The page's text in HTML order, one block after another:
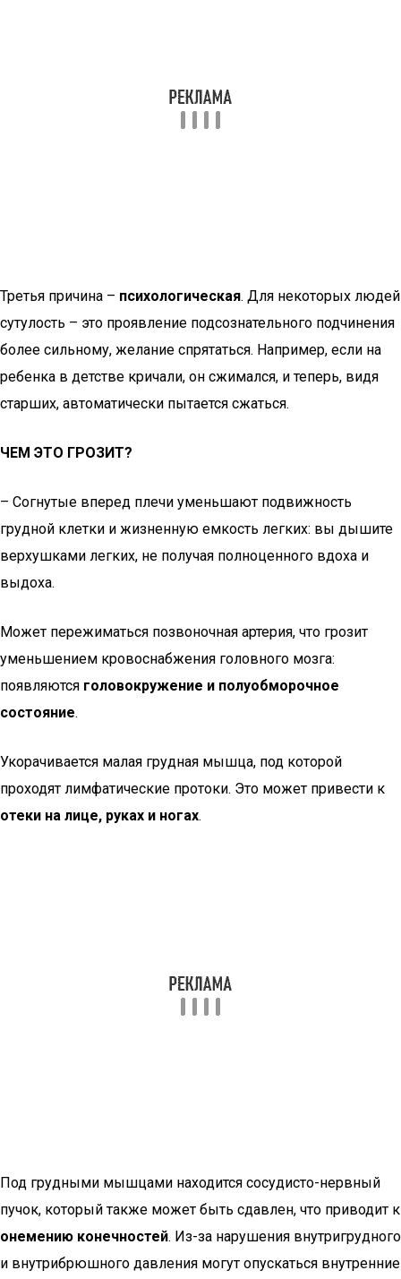
Третья причина – психологическая. Для некоторых людей
сутулость – это проявление подсознательного подчинения
более сильному, желание спрятаться. Например, если на
ребенка в детстве кричали, он сжимался, и теперь, видя
старших, автоматически пытается сжаться.
ЧЕМ ЭТО ГРОЗИТ?
– Согнутые вперед плечи уменьшают подвижность
грудной клетки и жизненную емкость легких: вы дышите
верхушками легких, не получая полноценного вдоха и
выдоха.
Может пережиматься позвоночная артерия, что грозит
уменьшением кровоснабжения головного мозга:
появляются головокружение и полуобморочное
состояние.
Укорачивается малая грудная мышца, под которой
проходят лимфатические протоки. Это может привести к
отеки на лице, руках и ногах.
Под грудными мышцами находится сосудисто-нервный
пучок, который также может быть сдавлен, что приводит к
онемению конечностей. Из-за нарушения внутригрудного
и внутрибрюшного давления могут опускаться внутренние